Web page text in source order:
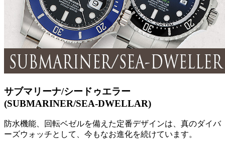
サブマリーナ/シードゥエラー
(SUBMARINER/SEA-DWELLAR)
防水機能、回転ベゼルを備えた定番デザインは、真のダイバ
ーズウォッチとして、今もなお進化を続けています。